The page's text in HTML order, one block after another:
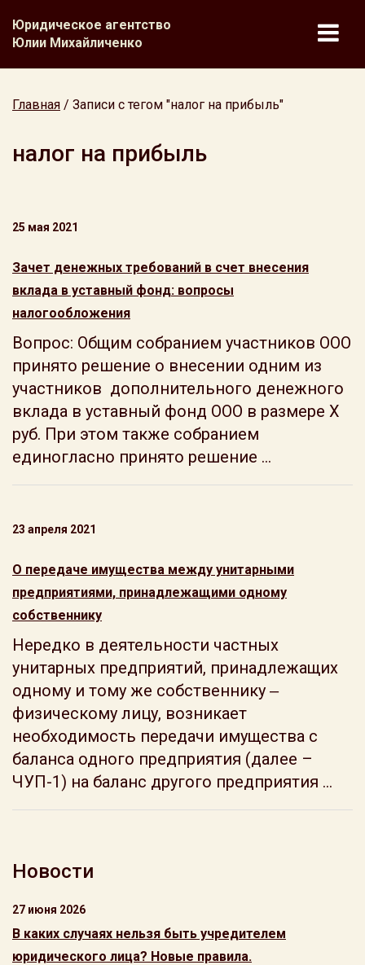
Юридическое агентство
Юлии Михайличенко
Главная / Записи с тегом "налог на прибыль"
налог на прибыль
25 мая 2021
Зачет денежных требований в счет внесения
вклада в уставный фонд: вопросы
налогообложения
Вопрос: Общим собранием участников ООО
принято решение о внесении одним из
участников дополнительного денежного
вклада в уставный фонд ООО в размере Х
руб. При этом также собранием
единогласно принято решение ...
23 апреля 2021
О передаче имущества между унитарными
предприятиями, принадлежащими одному
собственнику
Нередко в деятельности частных
унитарных предприятий, принадлежащих
одному и тому же собственнику ‒
физическому лицу, возникает
необходимость передачи имущества с
баланса одного предприятия (далее –
ЧУП-1) на баланс другого предприятия ...
Новости
27 июня 2026
В каких случаях нельзя быть учредителем
юридического лица? Новые правила.